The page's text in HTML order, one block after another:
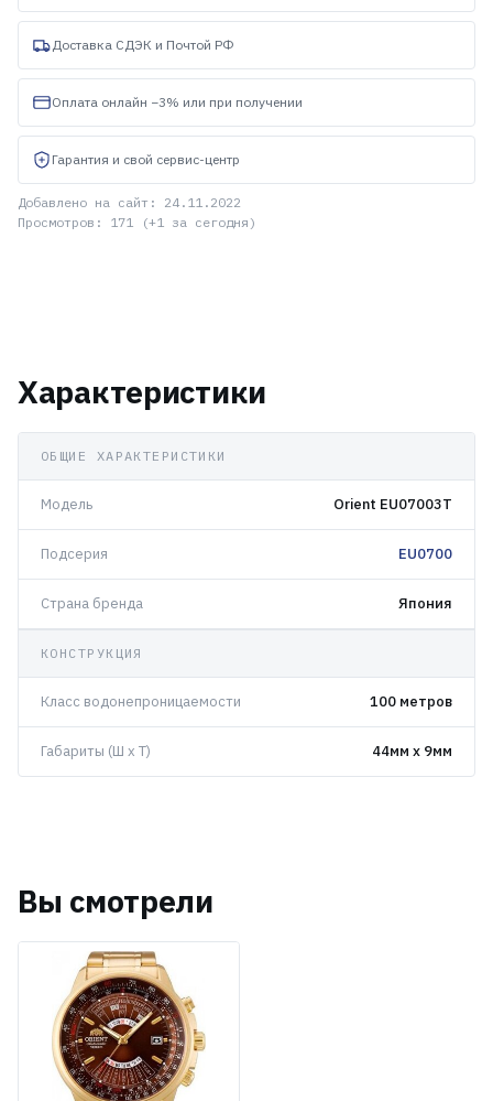
Доставка СДЭК и Почтой РФ
Оплата онлайн −3% или при получении
Гарантия и свой сервис-центр
Добавлено на сайт: 24.11.2022
Просмотров: 171 (+1 за сегодня)
Характеристики
ОБЩИЕ ХАРАКТЕРИСТИКИ
Модель Orient EU07003T
Подсерия EU0700
Страна бренда Япония
КОНСТРУКЦИЯ
Класс водонепроницаемости 100 метров
Габариты (Ш x Т) 44мм x 9мм
Вы смотрели